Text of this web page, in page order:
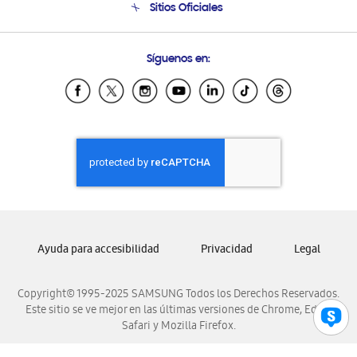
Soporte vía eMail
Sitios Oficiales
Samsung Ecuador
Samsung El Salvador
Samsung Honduras
Samsung Nicaragua
Samsung Panamá
Samsung Venezuela
Síguenos en:
Copyright© 1995-2025 SAMSUNG Todos los Derechos Reservados.
Este sitio se ve mejor en las últimas versiones de Chrome, Edge,
Safari y Mozilla Firefox.
Ayuda para accesibilidad Privacidad Legal